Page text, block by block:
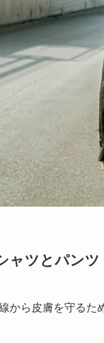
ャツとパンツ
から皮膚を守るた